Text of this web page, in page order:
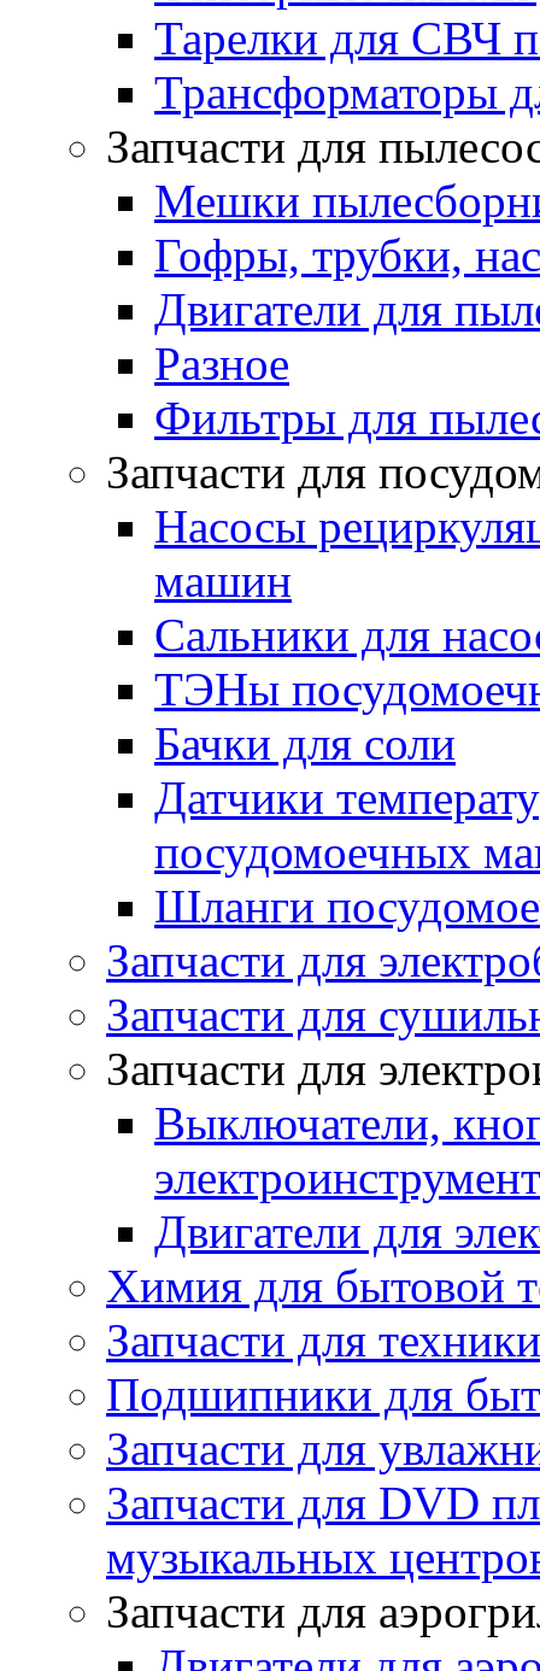
Тарелки для СВЧ
Трансформаторы
Запчасти для
Мешки
Гофры, трубки,
Двигатели для
Разное
Фильтры для
Запчасти для
Насосы
машин
Сальники для
ТЭНы
Бачки для соли
Датчики
посудомоечных
Шланги
Запчасти для
Запчасти для
Запчасти для
Выключатели,
Двигатели для
Химия для бытовой
Запчасти для
Подшипники для
Запчасти для
Запчасти для DVD
музыкальных
Запчасти для